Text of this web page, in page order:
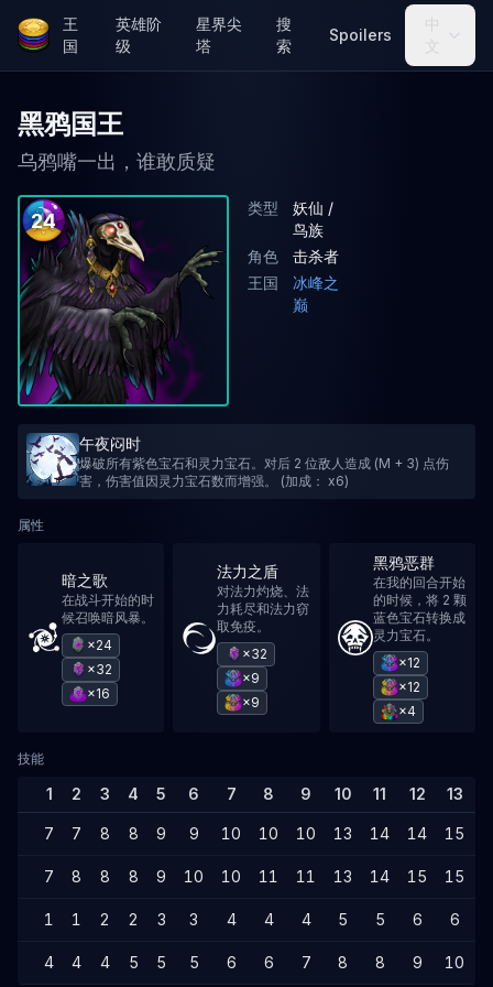
王
国
英雄阶
级
星界尖
塔
搜
索
Spoilers
中
文
黑鸦国王
乌鸦嘴一出，谁敢质疑
24
类型
妖仙 /
鸟族
角色
击杀者
王国
冰峰之
巅
午夜闷时
爆破所有紫色宝石和灵力宝石。对后 2 位敌人造成 (M + 3) 点伤
害，伤害值因灵力宝石数而增强。 (加成： x6)
属性
暗之歌
在战斗开始的时
候召唤暗风暴。
×24
×32
×16
法力之盾
对法力灼烧、法
力耗尽和法力窃
取免疫。
×32
×9
×9
黑鸦恶群
在我的回合开始
的时候，将 2 颗
蓝色宝石转换成
灵力宝石。
×12
×12
×4
技能
1 2 3 4 5 6 7 8 9 10 11 12 13
7 7 8 8 9 9 10 10 10 13 14 14 15
7 8 8 8 9 10 10 11 11 13 14 15 15
1 1 2 2 3 3 4 4 4 5 5 6 6
4 4 4 5 5 5 6 6 7 8 8 9 10